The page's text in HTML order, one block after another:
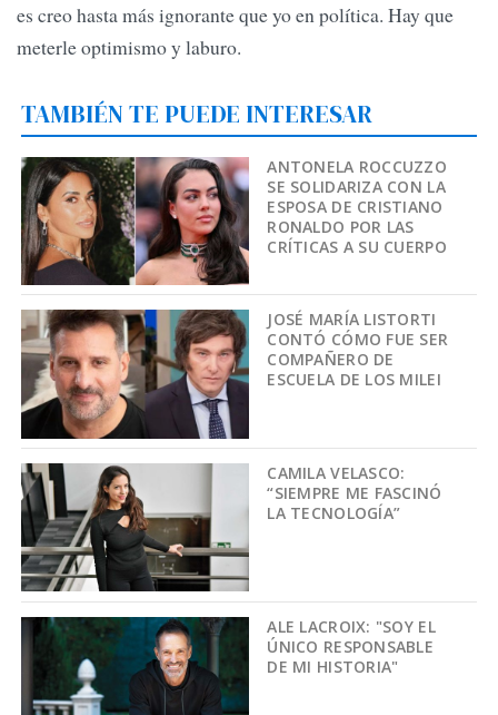
es creo hasta más ignorante que yo en política. Hay que
meterle optimismo y laburo.
TAMBIÉN TE PUEDE INTERESAR
ANTONELA ROCCUZZO
SE SOLIDARIZA CON LA
ESPOSA DE CRISTIANO
RONALDO POR LAS
CRÍTICAS A SU CUERPO
JOSÉ MARÍA LISTORTI
CONTÓ CÓMO FUE SER
COMPAÑERO DE
ESCUELA DE LOS MILEI
CAMILA VELASCO:
“SIEMPRE ME FASCINÓ
LA TECNOLOGÍA”
ALE LACROIX: "SOY EL
ÚNICO RESPONSABLE
DE MI HISTORIA"